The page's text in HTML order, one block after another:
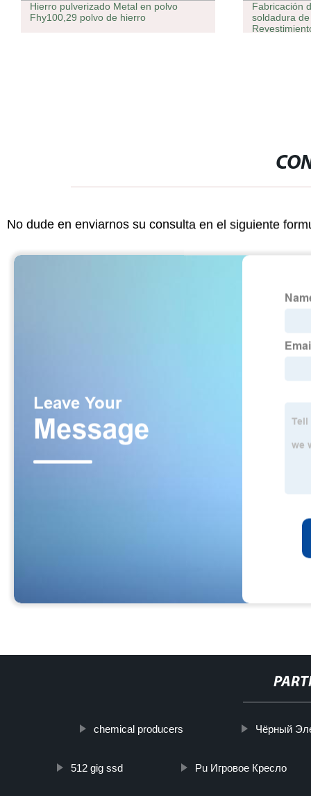
Hierro pulverizado Metal en polvo
Fhy100,29 polvo de hierro
Fabricación
soldadura
No dude en enviarnos su consulta en el siguiente
chemical producers Чёрный
512 gig ssd Pu Игровое Кресло